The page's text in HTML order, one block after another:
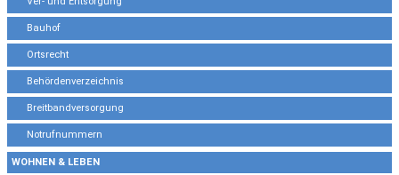
Bauhof
Ortsrecht
Behördenverzeichnis
Breitbandversorgung
Notrufnummern
WOHNEN & LEBEN